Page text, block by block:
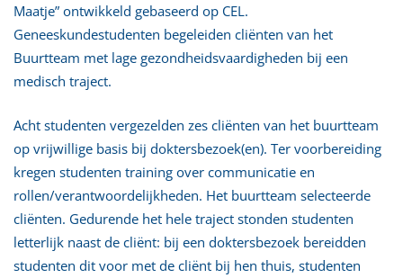
Maatje” ontwikkeld gebaseerd op CEL.
Geneeskundestudenten begeleiden cliënten van het
Buurtteam met lage gezondheidsvaardigheden bij een
medisch traject.
Acht studenten vergezelden zes cliënten van het buurtteam
op vrijwillige basis bij doktersbezoek(en). Ter voorbereiding
kregen studenten training over communicatie en
rollen/verantwoordelijkheden. Het buurtteam selecteerde
cliënten. Gedurende het hele traject stonden studenten
letterlijk naast de cliënt: bij een doktersbezoek bereidden
studenten dit voor met de cliënt bij hen thuis, studenten